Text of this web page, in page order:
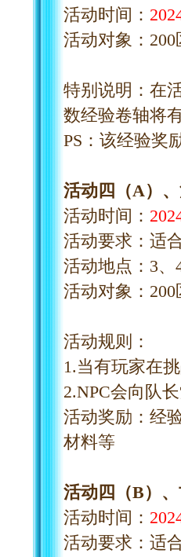
活动时间：
活动对象：
特别说明：在
数经验卷轴将
PS：该经验奖
活动四（A）
活动时间：
活动要求：适
活动地点： 3、
活动对象：
活动规则：
1.当有玩家在
2.NPC会向队
活动奖励：经
材料等
活动四（B）
活动时间：
活动要求：适